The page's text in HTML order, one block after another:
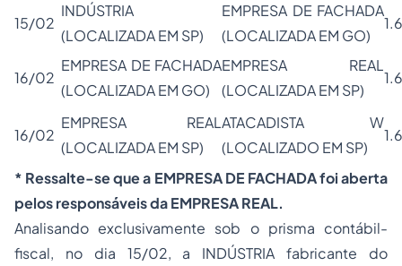
15/02
INDÚSTRIA
(LOCALIZADA EM SP)
EMPRESA DE FACHADA
(LOCALIZADA EM GO)
16/02
EMPRESA DE FACHADA
(LOCALIZADA EM GO)
EMPRESA REAL
(LOCALIZADA EM SP)
16/02
EMPRESA REAL
(LOCALIZADA EM SP)
ATACADISTA W
(LOCALIZADO EM SP)
* Ressalte-se que a EMPRESA DE FACHADA foi aberta
pelos responsáveis da EMPRESA REAL.
Analisando exclusivamente sob o prisma contábil-
fiscal, no dia 15/02, a INDÚSTRIA fabricante do